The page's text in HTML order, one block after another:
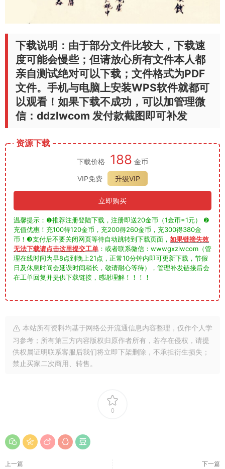
下载说明：由于部分文件比较大，下载速
度可能会慢些；但请放心所有文件本人都
亲自测试绝对可以下载；文件格式为PDF
文件。手机与电脑上安装WPS软件就都可
以观看！如果下载不成功，可以加管理微
信：ddzlwcom 发付款截图即可补发
资源下载
下载价格 188 金币
VIP免费
升级VIP
立即购买
温馨提示：❶推荐注册登陆下载，注册即送20金币（1金币=1元） ❷
充值优惠！充100得120金币，充200得260金币，充300得380金
币！❸支付后不要关闭网页等待自动跳转到下载页面， 如果链接失效
无法下载请点击这里提交工单 ：或者联系微信：wwwgxzlwcom（管
理在线时间为早8点到晚上21点，正常10分钟内即可更新下载，节假
日及休息时间会延误时间稍长，敬请耐心等待），管理补发链接后会
在工单回复并提供下载链接，感谢理解！！！！
本站所有资料均基于网络公开流通信息内容整理，仅作个人学
习参考；所有第三方内容版权归原作者所有，若存在侵权，请提
供权属证明联系客服后我们将立即下架删除，不承担衍生损失；
禁止买家二次商用、转售。
0
上一篇 下一篇